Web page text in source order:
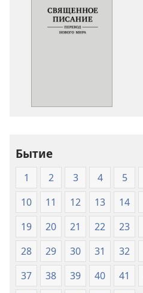
Бытие
1 2 3 4 5
10
11 12 13 14
19
20 21 22 23
28
29 30 31 32
37
38 39 40 41